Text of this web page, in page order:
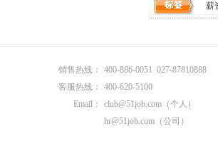
薪
销售热线：
400-886-0051 027-87810888
客服热线：
400-620-5100
Email：
club@51job.com （个人）
hr@51job.com （公司）